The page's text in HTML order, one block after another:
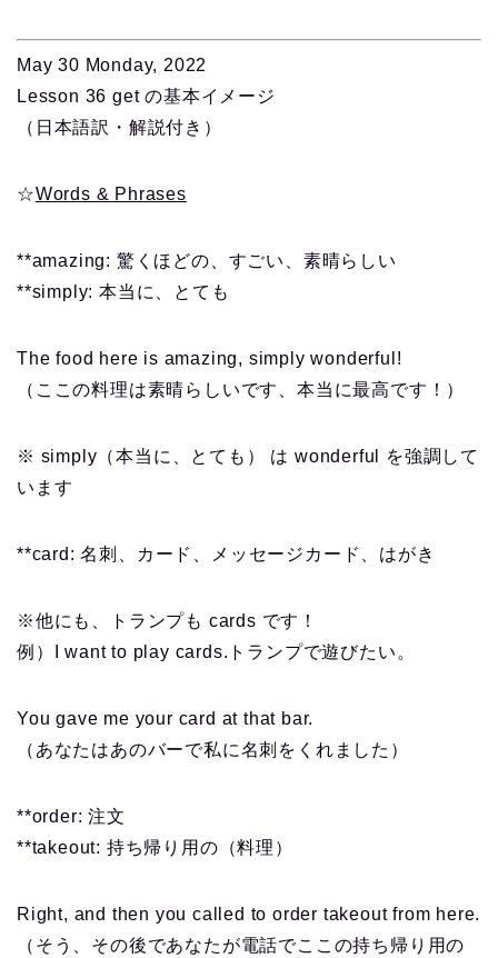
May 30 Monday, 2022
Lesson 36 get の基本イメージ
（日本語訳・解説付き）
☆Words & Phrases
**amazing: 驚くほどの、すごい、素晴らしい
**simply: 本当に、とても
The food here is amazing, simply wonderful!
（ここの料理は素晴らしいです、本当に最高です！）
※ simply（本当に、とても） は wonderful を強調して
います
**card: 名刺、カード、メッセージカード、はがき
※他にも、トランプも cards です！
例）I want to play cards.トランプで遊びたい。
You gave me your card at that bar.
（あなたはあのバーで私に名刺をくれました）
**order: 注文
**takeout: 持ち帰り用の（料理）
Right, and then you called to order takeout from here.
（そう、その後であなたが電話でここの持ち帰り用の